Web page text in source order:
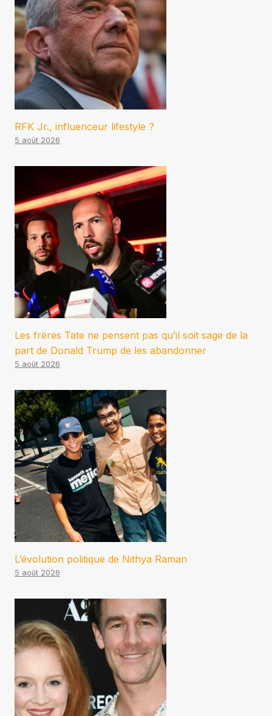
RFK Jr., influenceur lifestyle ?
5 août 2026
Les frères Tate ne pensent pas qu’il soit sage de la
part de Donald Trump de les abandonner
5 août 2026
L’évolution politique de Nithya Raman
5 août 2026